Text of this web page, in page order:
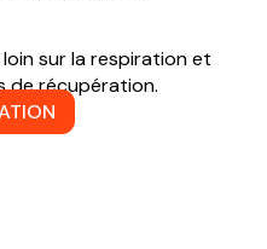
sur la respiration et
de récupération.